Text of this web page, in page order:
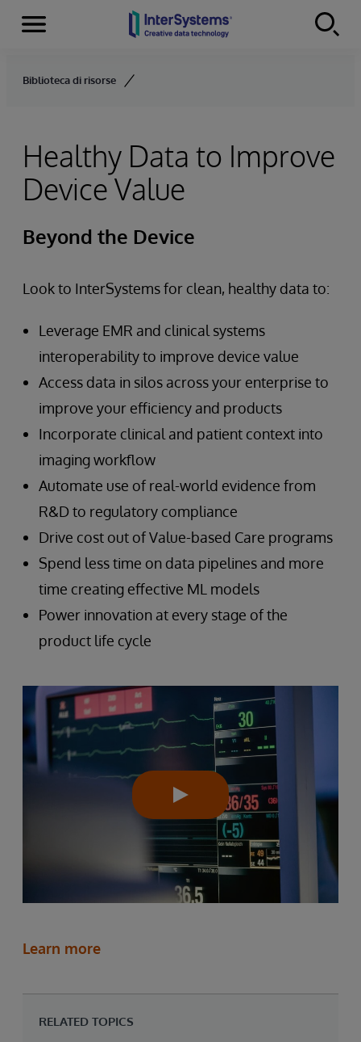
Skip to content
Menu
Biblioteca di risorse
Healthy Data to Improve
Device Value
Beyond the Device
Look to InterSystems for clean, healthy data to:
Leverage EMR and clinical systems
interoperability to improve device value
Access data in silos across your enterprise to
improve your efficiency and products
Incorporate clinical and patient context into
imaging workflow
Automate use of real-world evidence from
R&D to regulatory compliance
Drive cost out of Value-based Care programs
Spend less time on data pipelines and more
time creating effective ML models
Power innovation at every stage of the
product life cycle
Learn more
RELATED TOPICS